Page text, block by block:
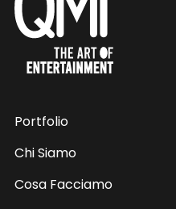
Portfolio
Chi Siamo
Cosa Facciamo